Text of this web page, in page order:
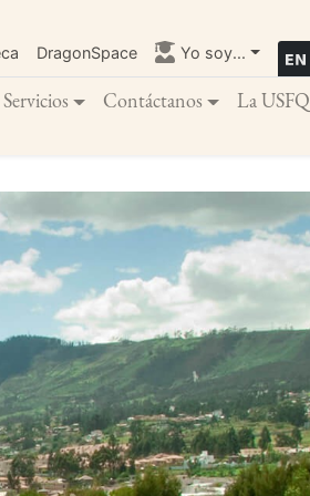
DragonSpace Yo soy...
Servicios Contáctanos La USFQ